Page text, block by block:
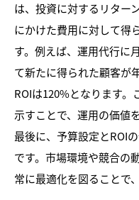
は、投資に対するリター
にかけた費用に対して得
す。例えば、運用代行に
て新たに得られた顧客が
ROIは120%となります。
示すことで、運用の価値
最後に、予算設定とROI
です。市場環境や競合の
常に最適化を図ることで